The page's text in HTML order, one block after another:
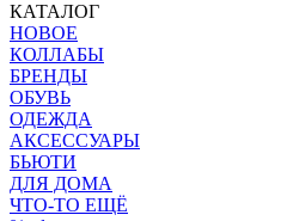
КАТАЛОГ
НОВОЕ
КОЛЛАБЫ
БРЕНДЫ
ОБУВЬ
ОДЕЖДА
АКСЕССУАРЫ
БЬЮТИ
ДЛЯ ДОМА
ЧТО-ТО ЕЩЁ